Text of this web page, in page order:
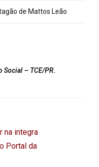
de Mattos Leão
Social – TCE/PR.
na integra
Portal da